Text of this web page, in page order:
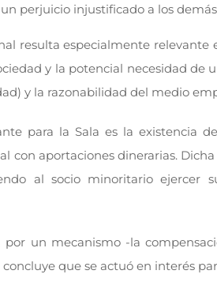
perjuicio injustificado a los demás
resulta especialmente
y la potencial necesidad
y la razonabilidad del medio
para la Sala es la existencia
con aportaciones dinerarias.
al socio minoritario ejercer
un mecanismo -la
que se actuó en interés